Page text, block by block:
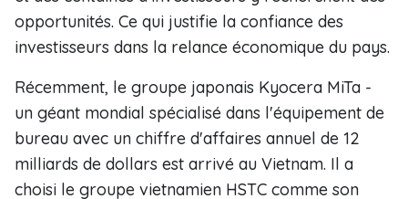
opportunités. Ce qui justifie la confiance des
investisseurs dans la relance économique du pays.
Récemment, le groupe japonais Kyocera MiTa -
un géant mondial spécialisé dans l'équipement de
bureau avec un chiffre d'affaires annuel de 12
milliards de dollars est arrivé au Vietnam. Il a
choisi le groupe vietnamien HSTC comme son